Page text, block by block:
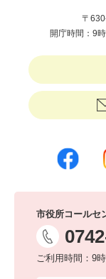
〒
開庁時間：9
市役所コールセ
ご利用時間：9